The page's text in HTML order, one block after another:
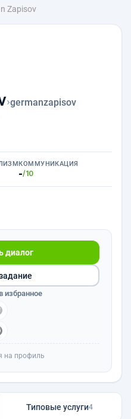
Zapisov
›germanzapisov
КОММУНИКАЦИЯ
-/10
диалог
избранное
на профиль
Типовые услуги4